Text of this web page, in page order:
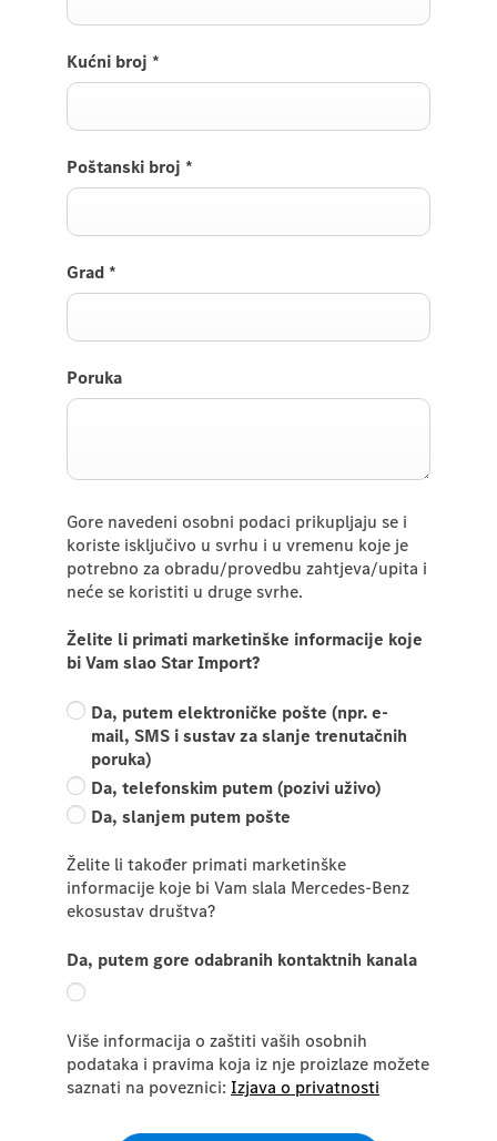
Kućni broj *
Poštanski broj *
Grad *
Poruka
Gore navedeni osobni podaci prikupljaju se i
koriste isključivo u svrhu i u vremenu koje je
potrebno za obradu/provedbu zahtjeva/upita i
neće se koristiti u druge svrhe.
Želite li primati marketinške informacije koje
bi Vam slao Star Import?
Da, putem elektroničke pošte (npr. e-
mail, SMS i sustav za slanje trenutačnih
poruka)
Da, telefonskim putem (pozivi uživo)
Da, slanjem putem pošte
Želite li također primati marketinške
informacije koje bi Vam slala Mercedes-Benz
ekosustav društva?
Da, putem gore odabranih kontaktnih kanala
Više informacija o zaštiti vaših osobnih
podataka i pravima koja iz nje proizlaze možete
saznati na poveznici: Izjava o privatnosti